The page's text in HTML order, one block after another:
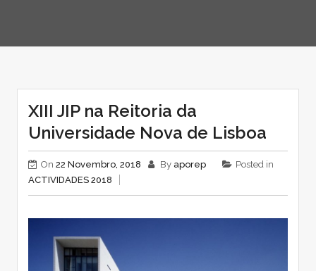
XIII JIP na Reitoria da
Universidade Nova de Lisboa
On 22 Novembro, 2018 By aporep
Posted in
ACTIVIDADES 2018